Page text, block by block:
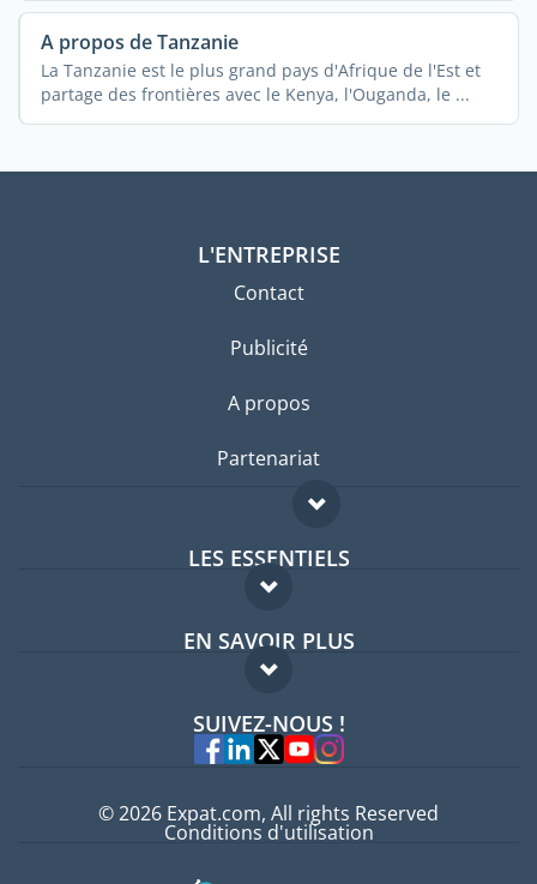
A propos de Tanzanie
La Tanzanie est le plus grand pays d'Afrique de l'Est et
partage des frontières avec le Kenya, l'Ouganda, le ...
L'ENTREPRISE
Contact
Publicité
A propos
Partenariat
LES ESSENTIELS
Forum expatriés
Guides pays
EN SAVOIR PLUS
FAQ
Experts
SUIVEZ-NOUS !
© 2026 Expat.com, All rights Reserved
Conditions d'utilisation